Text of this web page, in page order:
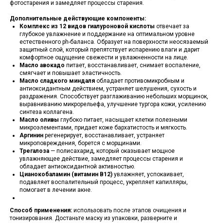
фотостарения и замедляет процессы старения.
Дополнительные действующие компоненты:
Комплекс из 12 видов гиалуроновой кислоты отвечает за
глубокое увлажнение и поддержание на оптимальном уровне
естественного ph-баланса. Образует на поверхности неосязаемый
защитный слой, который препятствует испарению влаги и дарит
комфортное ощущение свежести и увлажненности на лице.
Масло авокадо питает, восстанавливает, снимает воспаление,
смягчает и повышает эластичность.
Масло сладкого миндаля обладает противомикробным и
антиоксидантным действием, устраняет шелушения, сухость и
раздражения. Способствует разглаживанию небольших морщинок,
выравниванию микрорельефа, улучшение тургора кожи, усилению
синтеза коллагена.
Масло оливы глубоко питает, насыщает клетки полезными
микроэлементами, придает коже бархатистость и мягкость.
Аргинин регенерирует, восстанавливает, устраняет
микроповреждения, борется с морщинами.
Трегалоза — полисахарид, который оказывает мощное
увлажняющее действие, замедляет процессы старения и
обладает антиоксидантной активностью.
Цианокобаламин (витамин B12) увлажняет, успокаивает,
подавляет воспалительный процесс, укрепляет капилляры,
помогает в лечении акне.
Способ применения: использовать после этапов очищения и
тонизирования. Достаньте маску из упаковки, разверните и